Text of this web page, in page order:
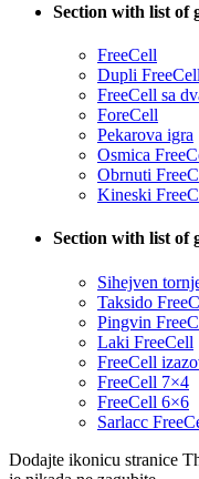
Section with list of
FreeCell
Dupli FreeCell
FreeCell sa
ForeCell
Pekarova igra
Osmica
Obrnuti
Kineski
Section with list of
Sihejven
Taksido
Pingvin
Laki FreeCell
FreeCell
FreeCell 7×4
FreeCell 6×6
Sarlacc
Dodajte ikonicu stranice